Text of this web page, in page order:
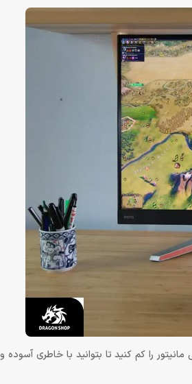
را کم کنید تا بتوانید با خاطری آسوده